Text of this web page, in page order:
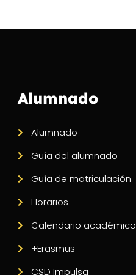
Alumnado
Alumnado
Guía del alumnado
Guía de matriculación
Horarios
Calendario académico
+Erasmus
CSD Impulsa